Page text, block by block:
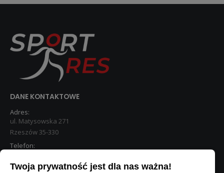
DANE KONTAKTOWE
Adres:
ul. Matysowska 271
Rzeszów 35-330
Telefon:
Twoja prywatność jest dla nas ważna!